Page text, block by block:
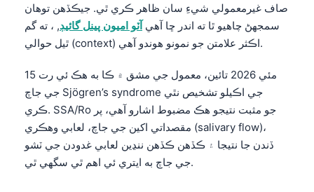
صاف غيرمعمولي شيءِ سان ظاهر ڪري ٿي. جيڪڏهن توهان
سمجهڻ چاهيو ٿا ته اندر ڇا آهيآٽو اميون پينل گائيڊ, ، ته گم
ٿيل حوالي (context) اڪثر علامتن جو نمونو هوندو آهي.
15 مئي 2026 تائين، معمول جي مشق ۾ ڪا به هڪ ئي رت
جي جاچ Sjögren’s syndrome جي اڪيلو تشخيص نٿي
ڪري. SSA/Ro جو مثبت نتيجو هڪ مضبوط اشارو آهي، پر
مقصداتي اکين جي جاچ، لعابي وهڪري (salivary flow)،
ڏندن جا نتيجا ۽ ڪڏهن ڪڏهن ننڍين لعابي غدودن جي ٽشو
جي جاچ به ايتري ئي اهم ٿي سگهي ٿي.